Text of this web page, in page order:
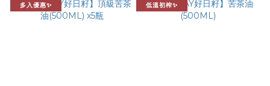
多入優惠✨ 低溫初榨✨